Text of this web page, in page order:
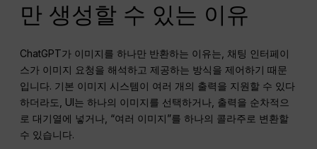
만 생성할 수 있는 이유
ChatGPT가 이미지를 하나만 반환하는 이유는, 채팅 인터페이
스가 이미지 요청을 해석하고 제공하는 방식을 제어하기 때문
입니다. 기본 이미지 시스템이 여러 개의 출력을 지원할 수 있다
하더라도, UI는 하나의 이미지를 선택하거나, 출력을 순차적으
로 대기열에 넣거나, “여러 이미지”를 하나의 콜라주로 변환할
수 있습니다.